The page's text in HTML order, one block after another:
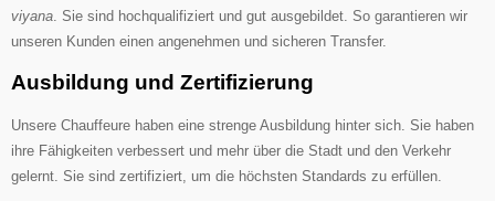
viyana . Sie sind hochqualifiziert und gut ausgebildet. So garantieren wir
unseren Kunden einen angenehmen und sicheren Transfer.
Ausbildung und Zertifizierung
Unsere Chauffeure haben eine strenge Ausbildung hinter sich. Sie haben
ihre Fähigkeiten verbessert und mehr über die Stadt und den Verkehr
gelernt. Sie sind zertifiziert, um die höchsten Standards zu erfüllen.